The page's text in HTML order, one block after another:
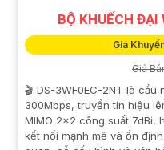
BỘ KHUẾCH
Giá
Giá
🎬 DS-3WF0EC-2NT là
300Mbps, truyền tín hiệu
MIMO 2x2 công suất 7dBi,
kết nối mạnh mẽ và ổn